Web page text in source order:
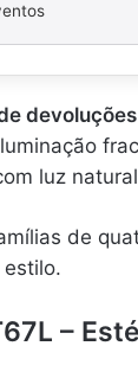
luz
de
–